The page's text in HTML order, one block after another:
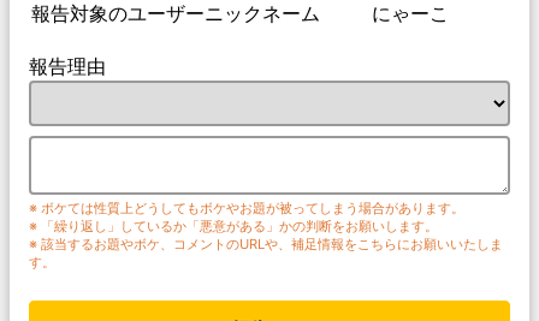
報告対象のユーザーニックネーム
にゃーこ
報告理由
※ ボケては性質上どうしてもボケやお題が被ってしまう場合があります。
※ 「繰り返し」しているか「悪意がある」かの判断をお願いします。
※ 該当するお題やボケ、コメントのURLや、補足情報をこちらにお願いいたしま
す。